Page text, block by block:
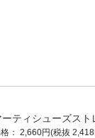
ーティシューズスト
： 2,660円(税抜